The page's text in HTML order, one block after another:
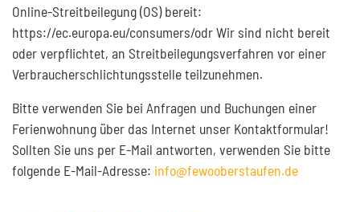
Online-Streitbeilegung (OS) bereit:
https://ec.europa.eu/consumers/odr Wir sind nicht bereit
oder verpflichtet, an Streitbeilegungsverfahren vor einer
Verbraucherschlichtungsstelle teilzunehmen.
Bitte verwenden Sie bei Anfragen und Buchungen einer
Ferienwohnung über das Internet unser Kontaktformular!
Sollten Sie uns per E-Mail antworten, verwenden Sie bitte
folgende E-Mail-Adresse: info@fewooberstaufen.de